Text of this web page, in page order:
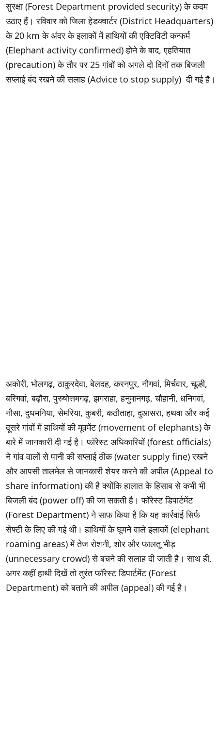
सुरक्षा (Forest Department provided security) के कदम
उठाए हैं। रविवार को जिला हेडक्वार्टर (District Headquarters)
के 20 km के अंदर के इलाकों में हाथियों की एक्टिविटी कन्फर्म
(Elephant activity confirmed) होने के बाद, एहतियात
(precaution) के तौर पर 25 गांवों को अगले दो दिनों तक बिजली
सप्लाई बंद रखने की सलाह (Advice to stop supply) दी गई है।
अकोरी, भोलगढ़, ठाकुरदेवा, बेलदह, करनपुर, नौगवां, मिर्चवार, चूल्ही,
बरिगवां, बढ़ौरा, पुरुषोत्तमगढ़, झगराहा, हनुमानगढ़, चौहानी, धनिगवां,
नौसा, दुधमनिया, सेमरिया, कुबरी, कठौताहा, दुआसरा, हथवा और कई
दूसरे गांवों में हाथियों की मूवमेंट (movement of elephants) के
बारे में जानकारी दी गई है। फॉरेस्ट अधिकारियों (forest officials)
ने गांव वालों से पानी की सप्लाई ठीक (water supply fine) रखने
और आपसी तालमेल से जानकारी शेयर करने की अपील (Appeal to
share information) की है क्योंकि हालात के हिसाब से कभी भी
बिजली बंद (power off) की जा सकती है। फॉरेस्ट डिपार्टमेंट
(Forest Department) ने साफ किया है कि यह कार्रवाई सिर्फ
सेफ्टी के लिए की गई थी। हाथियों के घूमने वाले इलाकों (elephant
roaming areas) में तेज रोशनी, शोर और फालतू भीड़
(unnecessary crowd) से बचने की सलाह दी जाती है। साथ ही,
अगर कहीं हाथी दिखें तो तुरंत फॉरेस्ट डिपार्टमेंट (Forest
Department) को बताने की अपील (appeal) की गई है।